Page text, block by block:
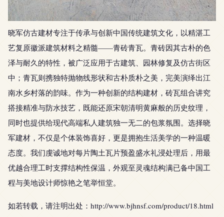
晓军仿古建材专注于传承与创新中国传统建筑文化，以精湛工
艺复原徽派建筑材料之精髓——青砖青瓦。青砖因其古朴的色
泽与耐久的特性，被广泛应用于古建筑、园林修复及仿古街区
中；青瓦则携独特抛物线形状和古朴质朴之美，完美演绎出江
南水乡村落的韵味。作为一种创新的结构建材，砖瓦组合讲究
搭接精准与防水技艺，既能还原宋朝清明黄麻般的历史纹理，
同时也提供给现代高端私人建筑独一无二的包浆氛围。选择晓
军建材，不仅是个体装饰喜好，更是拥抱生活美学的一种温暖
态度。我们虔诚地对每片陶土瓦片预盈盛水礼浸处理后，用最
优越合理工时支撑结构性保温，外观至灵魂结构满已备中国工
程与美地设计师惊艳之笔举恒堂。
如若转载，请注明出处：http://www.bjhnsf.com/product/18.html